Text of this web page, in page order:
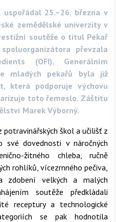
uspořádal 25.–26. března v
zemědělské univerzity v
soutěže o titul Pekař
převzala
(OFI). Generálním
mladých pekařů byla již
která podporuje výchovu
toto řemeslo. Záštitu
Marek Výborný.
škol a učilišť z
své dovednosti v náročných
žitného chleba, ručně
rohlíků, vícezrnného pečiva,
zdobení velkých a malých
soutěže předkládali
receptury a technologické
se pak hodnotila